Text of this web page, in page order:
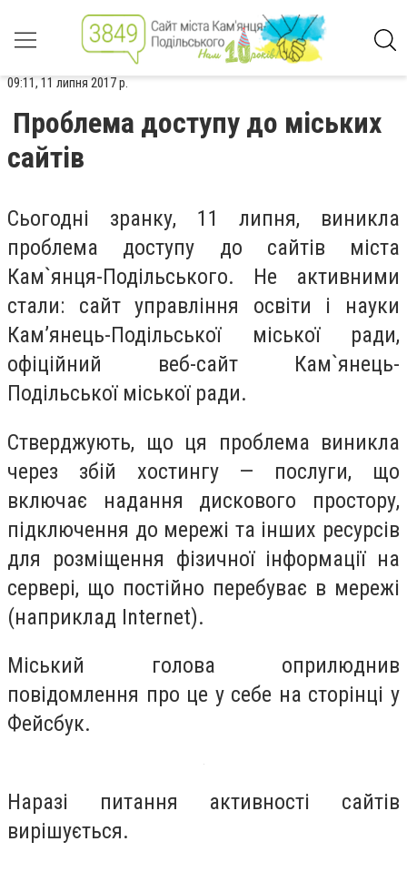
09:11, 11 липня 2017 р.
Проблема доступу до міських
сайтів
Сьогодні зранку, 11 липня, виникла
проблема доступу до сайтів міста
Кам`янця-Подільського. Не активними
стали: сайт управління освіти і науки
Кам’янець-Подільської міської ради,
офіційний веб-сайт Кам`янець-
Подільської міської ради.
Стверджують, що ця проблема виникла
через збій хостингу — послуги, що
включає надання дискового простору,
підключення до мережі та інших ресурсів
для розміщення фізичної інформації на
сервері, що постійно перебуває в мережі
(наприклад Internet).
Міський голова оприлюднив
повідомлення про це у себе на сторінці у
Фейсбук.
Наразі питання активності сайтів
вирішується.